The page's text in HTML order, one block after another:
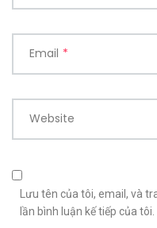
Email *
Website
Lưu tên của tôi, email, và
lần bình luận kế tiếp của tôi.